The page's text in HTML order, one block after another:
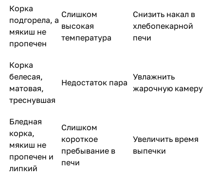
Корка
подгорела, а
мякиш не
пропечен
Слишком
высокая
температура
Снизить накал в
хлебопекарной
печи
Корка
белесая,
матовая,
треснувшая
Недостаток пара
Увлажнить
жарочную камеру
Бледная
корка,
мякиш не
пропечен и
липкий
Слишком
короткое
пребывание в
печи
Увеличить время
выпечки